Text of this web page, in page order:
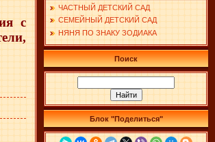
с
ЧАСТНЫЙ ДЕТСКИЙ САД
СЕМЕЙНЫЙ ДЕТСКИЙ САД
НЯНЯ ПО ЗНАКУ ЗОДИАКА
Поиск
Блок "Поделиться"